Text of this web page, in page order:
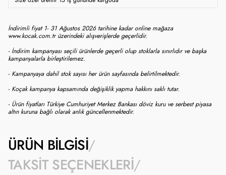
İndirimli fiyat 1- 31 Ağustos 2026 tarihine kadar online mağaza
www.kocak.com.tr üzerindeki alışverişlerde geçerlidir.
- İndirim kampanyası seçili ürünlerde geçerli olup stoklarla sınırlıdır ve başka
kampanyalarla birleştirilemez.
- Kampanyaya dahil stok sayısı her ürün sayfasında belirtilmektedir.
- Koçak kampanya kapsamında değişiklik yapma hakkını saklı tutar.
- Ürün fiyatları Türkiye Cumhuriyet Merkez Bankası döviz kuru ve serbest piyasa
altın kuruna bağlı olarak anlık güncellenmektedir.
ÜRÜN BILGISI
TAKSIT SEÇENEKLERI